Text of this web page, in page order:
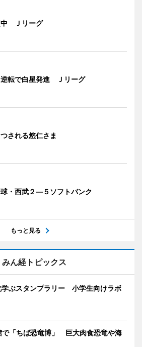
中 Ｊリーグ
逆転で白星発進 Ｊリーグ
される悠仁さま
・西武２―５ソフトバンク
もっと見る
みん経トピックス
学ぶスタンプラリー 小学生向けラボ
で「ちば恐竜博」 巨大肉食恐竜や海